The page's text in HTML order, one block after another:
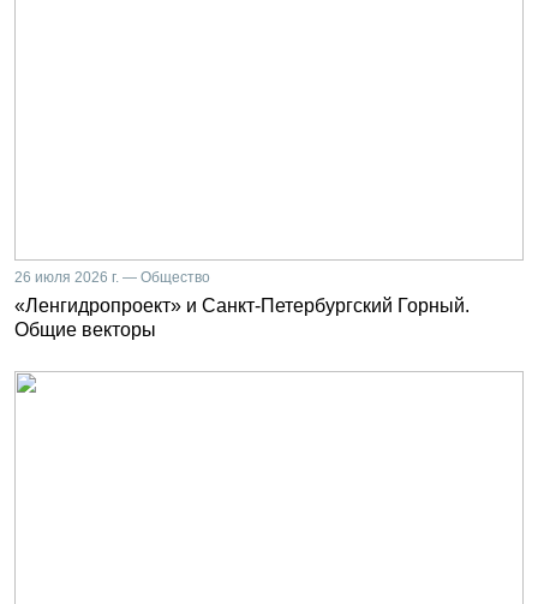
26 июля 2026 г. — Общество
«Ленгидропроект» и Санкт-Петербургский Горный.
Общие векторы